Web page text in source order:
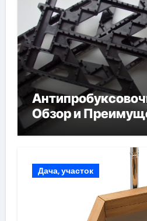
Обзор и
Дача, участок